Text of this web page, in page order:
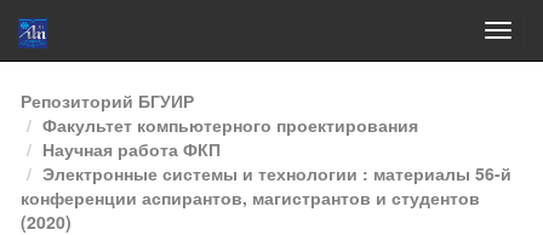
Skip
navigation
Репозиторий БГУИР
Факультет компьютерного проектирования
Научная работа ФКП
Электронные системы и технологии : материалы 56-й
конференции аспирантов, магистрантов и студентов
(2020)